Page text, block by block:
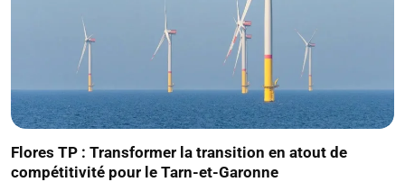
Flores TP : Transformer la transition en atout de
compétitivité pour le Tarn-et-Garonne